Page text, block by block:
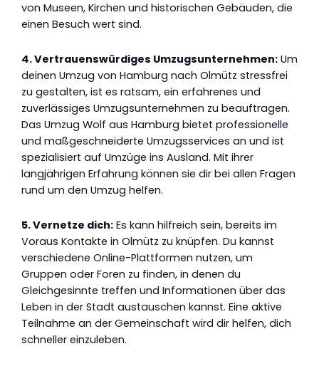
von Museen, Kirchen und historischen Gebäuden, die
einen Besuch wert sind.
4. Vertrauenswürdiges Umzugsunternehmen: Um
deinen Umzug von Hamburg nach Olmütz stressfrei
zu gestalten, ist es ratsam, ein erfahrenes und
zuverlässiges Umzugsunternehmen zu beauftragen.
Das Umzug Wolf aus Hamburg bietet professionelle
und maßgeschneiderte Umzugsservices an und ist
spezialisiert auf Umzüge ins Ausland. Mit ihrer
langjährigen Erfahrung können sie dir bei allen Fragen
rund um den Umzug helfen.
5. Vernetze dich: Es kann hilfreich sein, bereits im
Voraus Kontakte in Olmütz zu knüpfen. Du kannst
verschiedene Online-Plattformen nutzen, um
Gruppen oder Foren zu finden, in denen du
Gleichgesinnte treffen und Informationen über das
Leben in der Stadt austauschen kannst. Eine aktive
Teilnahme an der Gemeinschaft wird dir helfen, dich
schneller einzuleben.